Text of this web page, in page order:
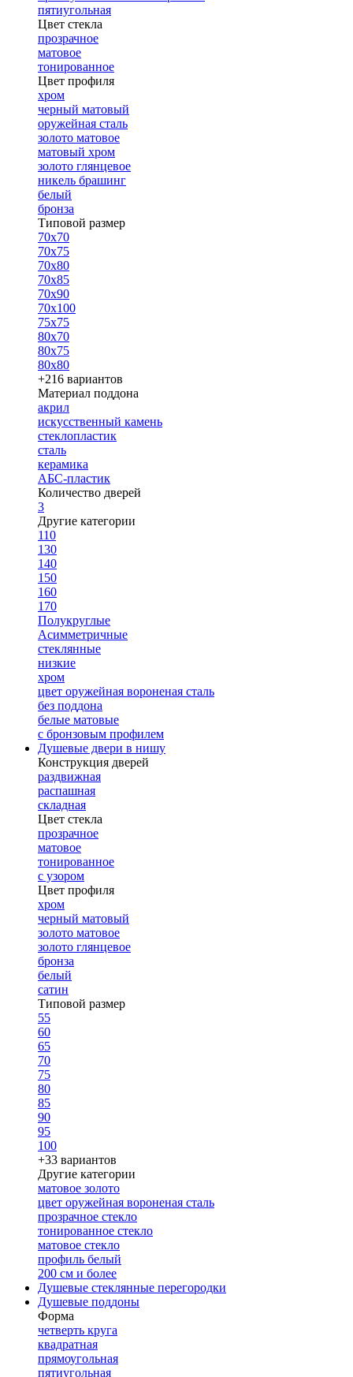
пятиугольная
Цвет стекла
прозрачное
матовое
тонированное
Цвет профиля
хром
черный матовый
оружейная сталь
золото матовое
матовый хром
золото глянцевое
никель брашинг
белый
бронза
Типовой размер
70х70
70х75
70х80
70х85
70х90
70х100
75х75
80х70
80х75
80х80
+216 вариантов
Материал поддона
акрил
искусственный камень
стеклопластик
сталь
керамика
АБС-пластик
Количество дверей
3
Другие категории
110
130
140
150
160
170
Полукруглые
Асимметричные
стеклянные
низкие
хром
цвет оружейная вороненая сталь
без поддона
белые матовые
с бронзовым профилем
Душевые двери в нишу
Конструкция дверей
раздвижная
распашная
складная
Цвет стекла
прозрачное
матовое
тонированное
с узором
Цвет профиля
хром
черный матовый
золото матовое
золото глянцевое
бронза
белый
сатин
Типовой размер
55
60
65
70
75
80
85
90
95
100
+33 вариантов
Другие категории
матовое золото
цвет оружейная вороненая сталь
прозрачное стекло
тонированное стекло
матовое стекло
профиль белый
200 см и более
Душевые стеклянные перегородки
Душевые поддоны
Форма
четверть круга
квадратная
прямоугольная
пятиугольная